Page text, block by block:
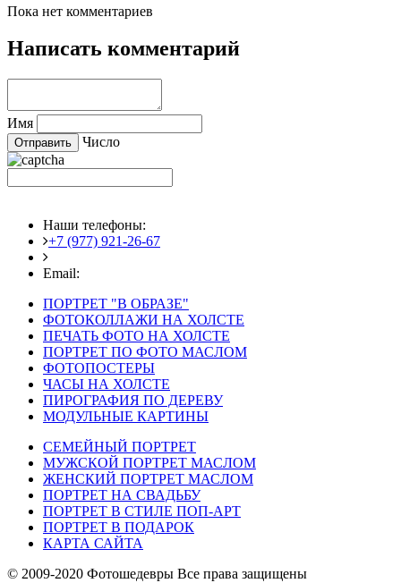
Пока нет комментариев
Написать комментарий
Имя
Число
Наши телефоны:
+7 (977) 921-26-67
Email:
ПОРТРЕТ "В ОБРАЗЕ"
ФОТОКОЛЛАЖИ НА ХОЛСТЕ
ПЕЧАТЬ ФОТО НА ХОЛСТЕ
ПОРТРЕТ ПО ФОТО МАСЛОМ
ФОТОПОСТЕРЫ
ЧАСЫ НА ХОЛСТЕ
ПИРОГРАФИЯ ПО ДЕРЕВУ
МОДУЛЬНЫЕ КАРТИНЫ
СЕМЕЙНЫЙ ПОРТРЕТ
МУЖСКОЙ ПОРТРЕТ МАСЛОМ
ЖЕНСКИЙ ПОРТРЕТ МАСЛОМ
ПОРТРЕТ НА СВАДЬБУ
ПОРТРЕТ В СТИЛЕ ПОП-АРТ
ПОРТРЕТ В ПОДАРОК
КАРТА САЙТА
© 2009-2020 Фотошедевры Все права защищены